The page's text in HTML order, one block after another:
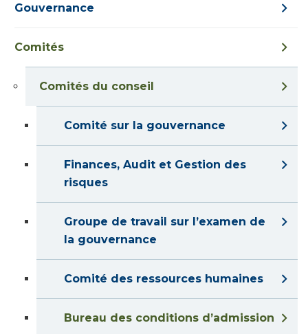
Gouvernance
Comités
Comités du conseil
Comité sur la gouvernance
Finances, Audit et Gestion des
risques
Groupe de travail sur l’examen de
la gouvernance
Comité des ressources humaines
Bureau des conditions d’admission